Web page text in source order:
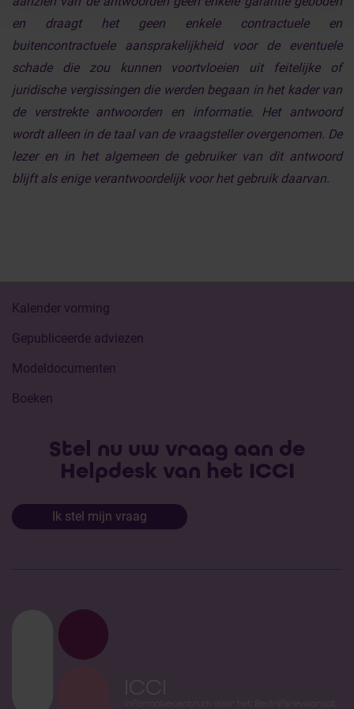
en draagt het geen enkele contractuele en
buitencontractuele aansprakelijkheid voor de eventuele
schade die zou kunnen voortvloeien uit feitelijke of
juridische vergissingen die werden begaan in het kader van
de verstrekte antwoorden en informatie. Het antwoord
wordt alleen in de taal van de vraagsteller overgenomen. De
lezer en in het algemeen de gebruiker van dit antwoord
blijft als enige verantwoordelijk voor het gebruik daarvan.
Kalender vorming
Gepubliceerde adviezen
Modeldocumenten
Boeken
Stel nu uw vraag aan de
Helpdesk van het ICCI
Ik stel mijn vraag